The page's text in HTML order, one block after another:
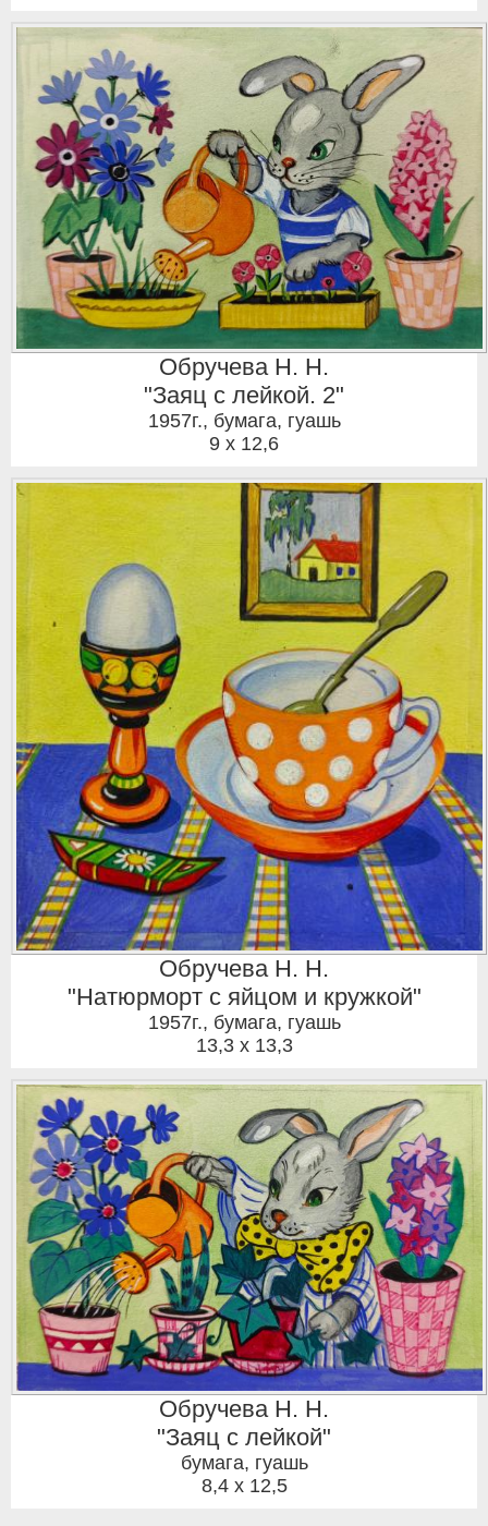
Обручева Н. Н.
"Заяц с лейкой. 2"
1957г., бумага, гуашь
9 x 12,6
Обручева Н. Н.
"Натюрморт с яйцом и кружкой"
1957г., бумага, гуашь
13,3 x 13,3
Обручева Н. Н.
"Заяц с лейкой"
бумага, гуашь
8,4 x 12,5